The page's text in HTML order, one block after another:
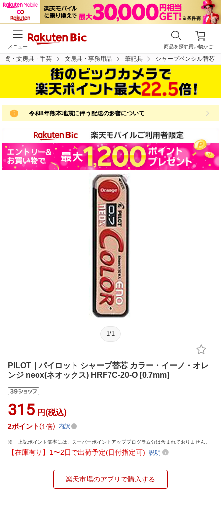
買い物かご
商品を探す
メニュー
貨・文房具・手芸 文房具・事務用品 筆記具 シャープペンシル替芯
令和8年熊本地震に伴う配送の影響について
1 /1
PILOT｜パイロット シャープ替芯 カラー・イーノ・オレ
ンジ neox(ネオックス) HRF7C-20-O [0.7mm]
315 円(税込)
2ポイント 1倍 内訳
上記ポイント倍率には、スーパーポイントアッププログラム分は含まれておりません。
【在庫有り】1〜2日で出荷予定(日付指定可) 説明
楽天市場のアプリで購入する